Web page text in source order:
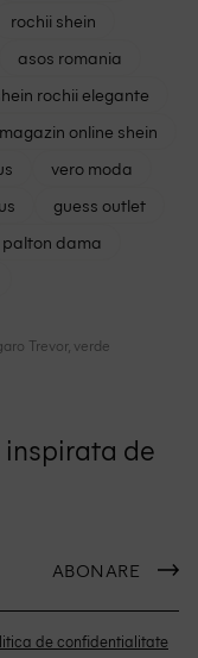
rochii shein
asos romania
rochii elegante
magazin online shein
vero moda
guess outlet
palton dama
Trevor, verde
de
ABONARE
de confidentialitate